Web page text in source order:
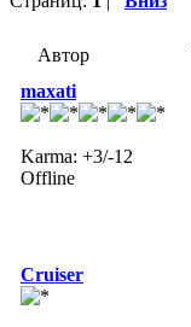
Автор
maxati
Karma: +3/-12
Offline
Cruiser